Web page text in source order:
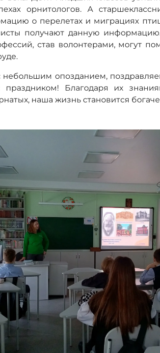
орнитологов. А
о перелетах и миграциях
получают данную
став волонтерами, могут
небольшим опозданием,
праздником! Благодаря их
наша жизнь становится